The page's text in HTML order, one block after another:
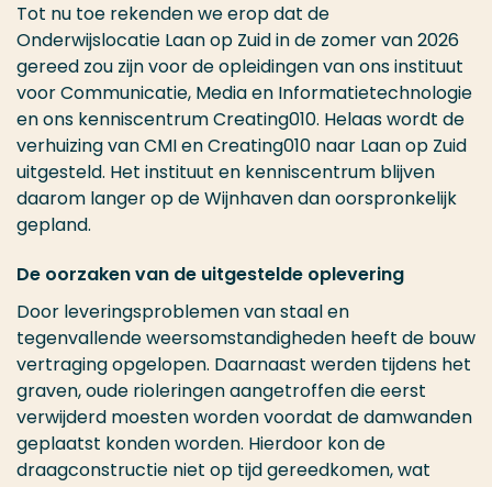
Tot nu toe rekenden we erop dat de
Onderwijslocatie Laan op Zuid in de zomer van 2026
gereed zou zijn voor de opleidingen van ons instituut
voor Communicatie, Media en Informatietechnologie
en ons kenniscentrum Creating010. Helaas wordt de
verhuizing van CMI en Creating010 naar Laan op Zuid
uitgesteld. Het instituut en kenniscentrum blijven
daarom langer op de Wijnhaven dan oorspronkelijk
gepland.
De oorzaken van de uitgestelde oplevering
Door leveringsproblemen van staal en
tegenvallende weersomstandigheden heeft de bouw
vertraging opgelopen. Daarnaast werden tijdens het
graven, oude rioleringen aangetroffen die eerst
verwijderd moesten worden voordat de damwanden
geplaatst konden worden. Hierdoor kon de
draagconstructie niet op tijd gereedkomen, wat